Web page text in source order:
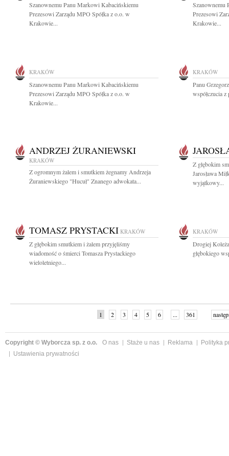
Szanownemu Panu Markowi Kabacińskiemu
Prezesowi Zarządu MPO Spółka z o.o. w
Krakowie...
Szanownemu
Prezesowi
Krakowie...
KRAKÓW
Szanownemu Panu Markowi Kabacińskiemu
Prezesowi Zarządu MPO Spółka z o.o. w
Krakowie...
KRAKÓW
Panu
współczucia
ANDRZEJ ŻURANIEWSKI
KRAKÓW
Z ogromnym żalem i smutkiem żegnamy Andrzeja
Żuraniewskiego "Hucuł" Znanego adwokata...
Z głębokim
Jarosława
wyjątkowy...
TOMASZ PRYSTACKI KRAKÓW
Z głębokim smutkiem i żalem przyjęliśmy
wiadomość o śmierci Tomasza Prystackiego
wieloletniego...
KRAKÓW
Drogiej
głębokiego
1 2 3 4 5 6 ... 361
Copyright © Wyborcza sp. z o.o. O nas Staże u nas Reklama
Polityka
Ustawienia prywatności